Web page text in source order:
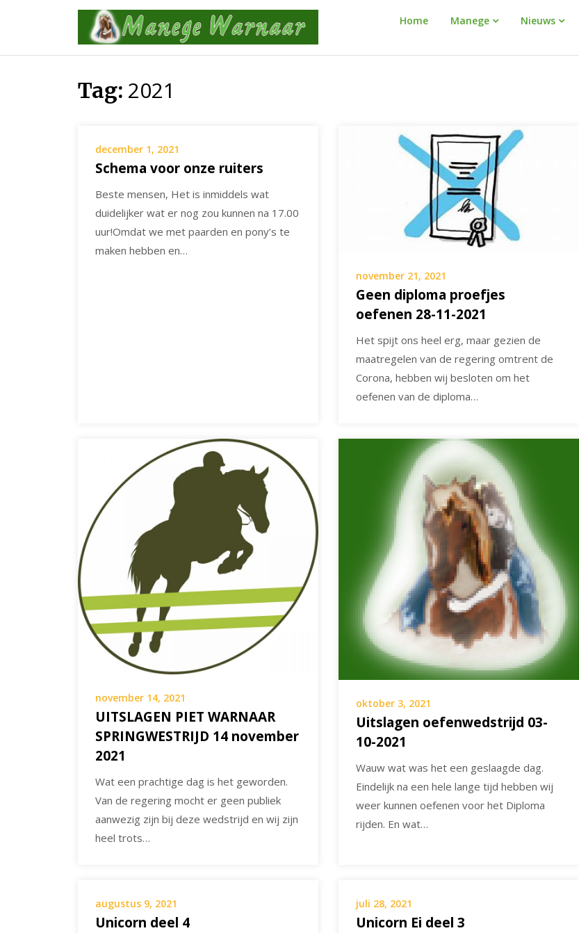
Home Manege Nieuws
Tag: 2021
december 1, 2021
Schema voor onze ruiters
Beste mensen, Het is inmiddels wat
duidelijker wat er nog zou kunnen na 17.00
uur!Omdat we met paarden en pony’s te
maken hebben en…
november 21, 2021
Geen diploma proefjes
oefenen 28-11-2021
Het spijt ons heel erg, maar gezien de
maatregelen van de regering omtrent de
Corona, hebben wij besloten om het
oefenen van de diploma…
november 14, 2021
UITSLAGEN PIET WARNAAR
SPRINGWESTRIJD 14 november
2021
Wat een prachtige dag is het geworden.
Van de regering mocht er geen publiek
aanwezig zijn bij deze wedstrijd en wij zijn
heel trots…
oktober 3, 2021
Uitslagen oefenwedstrijd 03-
10-2021
Wauw wat was het een geslaagde dag.
Eindelijk na een hele lange tijd hebben wij
weer kunnen oefenen voor het Diploma
rijden. En wat…
augustus 9, 2021
Unicorn deel 4
juli 28, 2021
Unicorn Ei deel 3